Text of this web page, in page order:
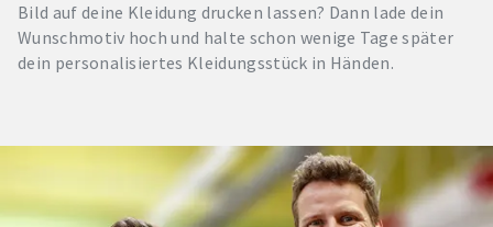
Bild auf deine Kleidung drucken lassen? Dann lade dein
Wunschmotiv hoch und halte schon wenige Tage später
dein personalisiertes Kleidungsstück in Händen.